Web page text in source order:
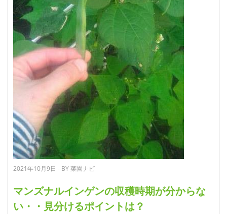
2021年10月9日 - BY 菜園ナビ
マンズナルインゲンの収穫時期が分からな
い・・見分けるポイントは？